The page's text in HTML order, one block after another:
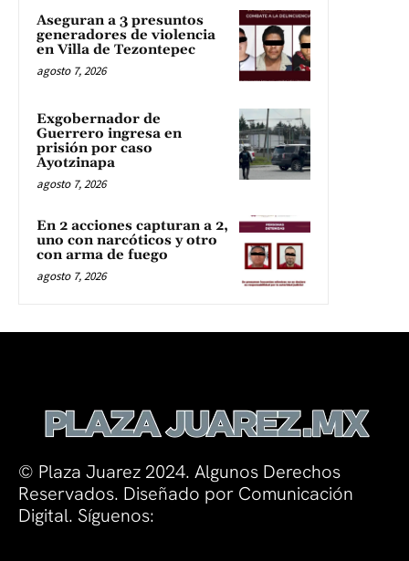
Aseguran a 3 presuntos
generadores de violencia
en Villa de Tezontepec
agosto 7, 2026
Exgobernador de
Guerrero ingresa en
prisión por caso
Ayotzinapa
agosto 7, 2026
En 2 acciones capturan a 2,
uno con narcóticos y otro
con arma de fuego
agosto 7, 2026
© Plaza Juarez 2024. Algunos Derechos
Reservados. Diseñado por Comunicación
Digital. Síguenos: